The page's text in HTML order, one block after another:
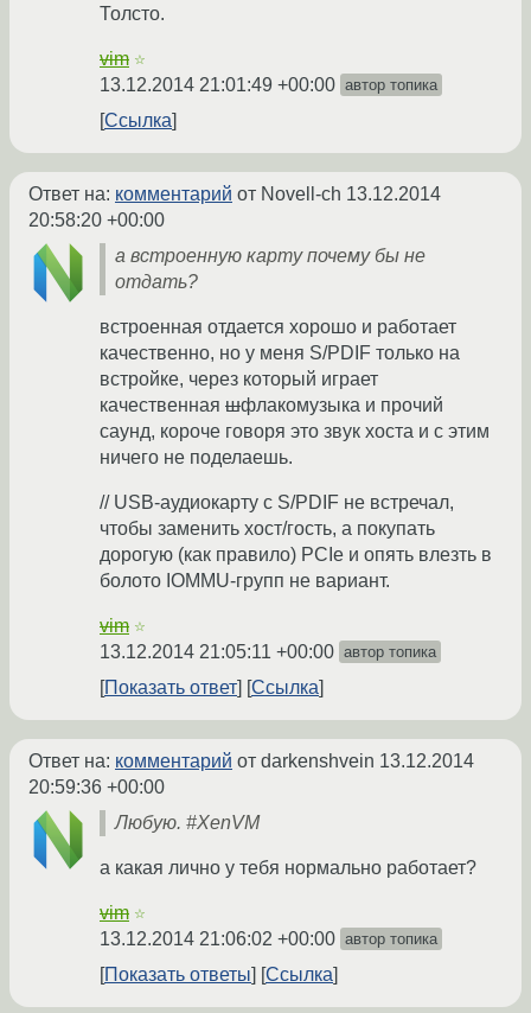
Толсто.
vim ☆
13.12.2014 21:01:49 +00:00 автор топика
Ссылка
Ответ на: комментарий от Novell-ch 13.12.2014
20:58:20 +00:00
а встроенную карту почему бы не
отдать?
встроенная отдается хорошо и работает
качественно, но у меня S/PDIF только на
встройке, через который играет
качественная шфлакомузыка и прочий
саунд, короче говоря это звук хоста и с этим
ничего не поделаешь.
// USB-аудиокарту с S/PDIF не встречал,
чтобы заменить хост/гость, а покупать
дорогую (как правило) PCIe и опять влезть в
болото IOMMU-групп не вариант.
vim ☆
13.12.2014 21:05:11 +00:00 автор топика
Показать ответ Ссылка
Ответ на: комментарий от darkenshvein 13.12.2014
20:59:36 +00:00
Любую. #XenVM
а какая лично у тебя нормально работает?
vim ☆
13.12.2014 21:06:02 +00:00 автор топика
Показать ответы Ссылка